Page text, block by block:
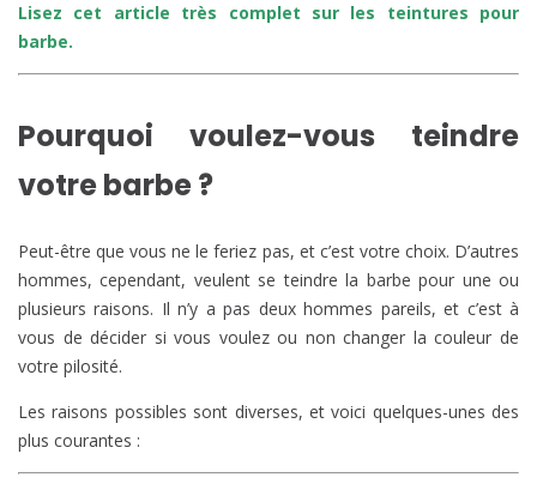
Lisez cet article très complet sur les teintures pour
barbe.
Pourquoi voulez-vous teindre
votre barbe ?
Peut-être que vous ne le feriez pas, et c’est votre choix. D’autres
hommes, cependant, veulent se teindre la barbe pour une ou
plusieurs raisons. Il n’y a pas deux hommes pareils, et c’est à
vous de décider si vous voulez ou non changer la couleur de
votre pilosité.
Les raisons possibles sont diverses, et voici quelques-unes des
plus courantes :